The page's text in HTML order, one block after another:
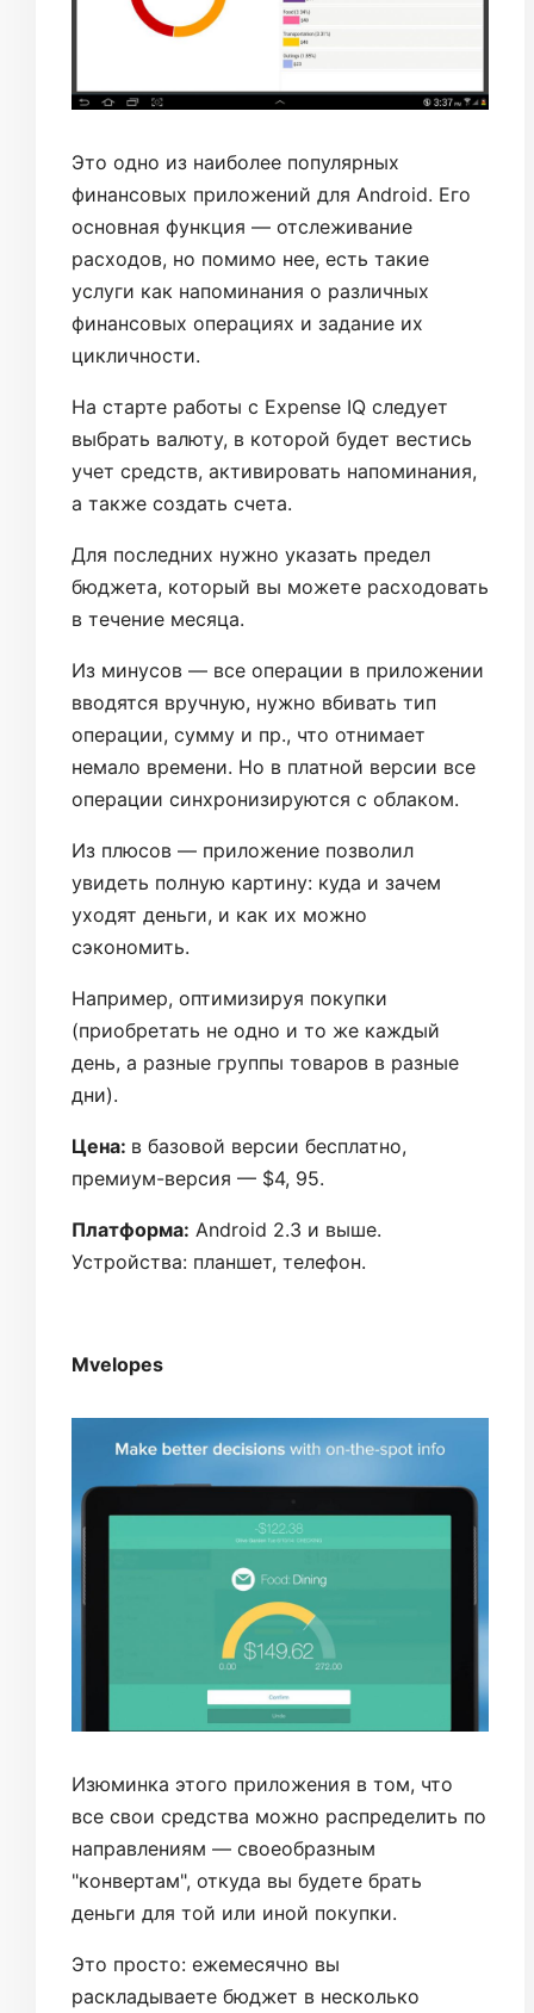
Это одно из наиболее популярных
финансовых приложений для Android. Его
основная функция — отслеживание
расходов, но помимо нее, есть такие
услуги как напоминания о различных
финансовых операциях и задание их
цикличности.
На старте работы с Expense IQ следует
выбрать валюту, в которой будет вестись
учет средств, активировать напоминания,
а также создать счета.
Для последних нужно указать предел
бюджета, который вы можете расходовать
в течение месяца.
Из минусов — все операции в приложении
вводятся вручную, нужно вбивать тип
операции, сумму и пр., что отнимает
немало времени. Но в платной версии все
операции синхронизируются с облаком.
Из плюсов — приложение позволил
увидеть полную картину: куда и зачем
уходят деньги, и как их можно
сэкономить.
Например, оптимизируя покупки
(приобретать не одно и то же каждый
день, а разные группы товаров в разные
дни).
Цена: в базовой версии бесплатно,
премиум-версия — $4, 95.
Платформа: Android 2.3 и выше.
Устройства: планшет, телефон.
Mvelopes
Изюминка этого приложения в том, что
все свои средства можно распределить по
направлениям — своеобразным
"конвертам", откуда вы будете брать
деньги для той или иной покупки.
Это просто: ежемесячно вы
раскладываете бюджет в несколько